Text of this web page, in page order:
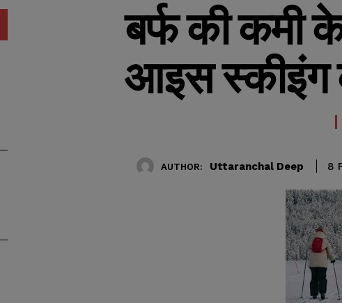
बर्फ की कमी
आइस स्कीइंग
AUTHOR: Uttaranchal Deep 8